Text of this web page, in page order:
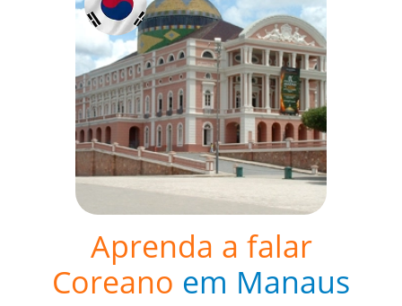
Aprenda a falar
Coreano em Manaus